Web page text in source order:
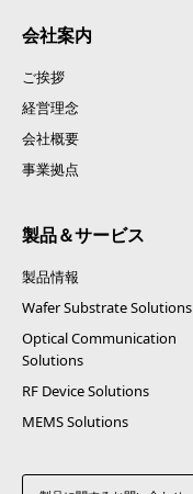
会社案内
ご挨拶
経営理念
会社概要
事業拠点
製品＆サービス
製品情報
Wafer Substrate Solutions
Optical Communication
Solutions
RF Device Solutions
MEMS Solutions